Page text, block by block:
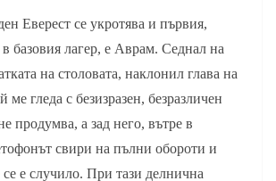
Еверест се укротява и първия,
базовия лагер, е Аврам. Седнал на
на столовата, наклонил глава на
ме гледа с безизразен, безразличен
продумва, а зад него, вътре в
свири на пълни обороти и
е случило. При тази делнична